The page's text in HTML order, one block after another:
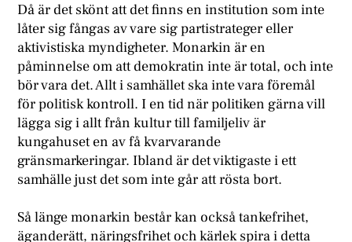
Då är det skönt att det finns en institution som inte
låter sig fångas av vare sig partistrateger eller
aktivistiska myndigheter. Monarkin är en
påminnelse om att demokratin inte är total, och inte
bör vara det. Allt i samhället ska inte vara föremål
för politisk kontroll. I en tid när politiken gärna vill
lägga sig i allt från kultur till familjeliv är
kungahuset en av få kvarvarande
gränsmarkeringar. Ibland är det viktigaste i ett
samhälle just det som inte går att rösta bort.
Så länge monarkin består kan också tankefrihet,
äganderätt, näringsfrihet och kärlek spira i detta